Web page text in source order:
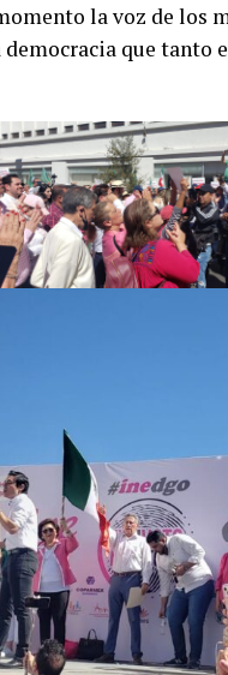
la voz de los
que tanto